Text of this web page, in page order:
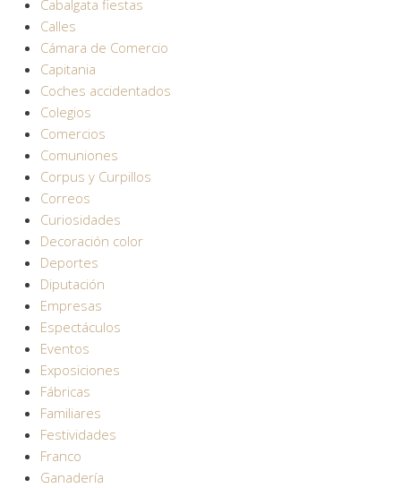
Cabalgata fiestas
Calles
Cámara de Comercio
Capitania
Coches accidentados
Colegios
Comercios
Comuniones
Corpus y Curpillos
Correos
Curiosidades
Decoración color
Deportes
Diputación
Empresas
Espectáculos
Eventos
Exposiciones
Fábricas
Familiares
Festividades
Franco
Ganadería